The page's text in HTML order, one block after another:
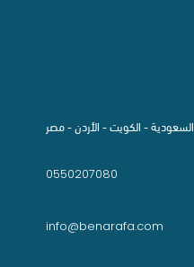
السعودية - الكويت - الأردن - مصر
0550207080
info@benarafa.com